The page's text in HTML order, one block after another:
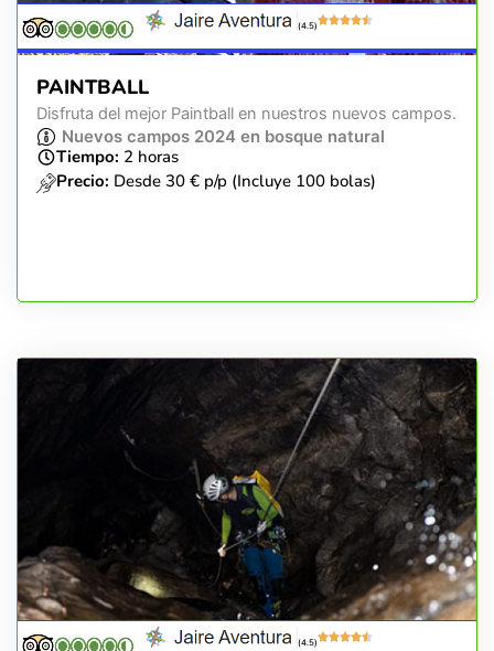
(4.5)
PAINTBALL
Disfruta del mejor Paintball en nuestros nuevos campos.
Nuevos campos 2024 en bosque natural
Tiempo: 2 horas
Precio: Desde 30 € p/p (Incluye 100 bolas)
(4.5)